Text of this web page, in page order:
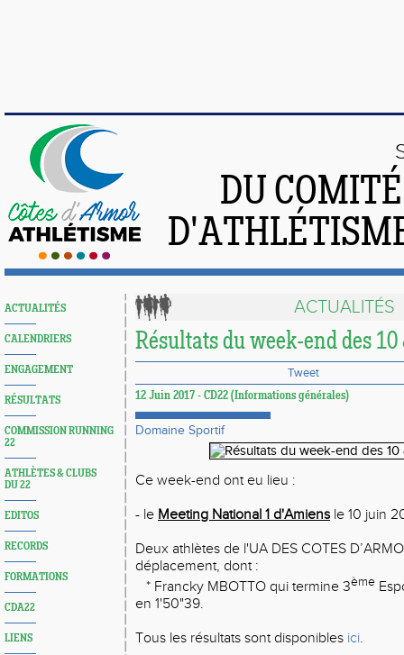
DU
ACTUALITÉS
CALENDRIERS
ENGAGEMENT
RÉSULTATS
COMMISSION RUNNING
22
ATHLÈTES & CLUBS
DU 22
EDITOS
RECORDS
FORMATIONS
CDA22
LIENS
ACTUALITÉS
Résultats du week-end des
Tweet
12 Juin 2017 - CD22 (Informations générales)
Domaine Sportif
Ce week-end ont eu lieu :
- le Meeting National 1 d'Amiensle 10 juin
Deux athlètes de l'UA DES COTES
déplacement, dont :
* Francky MBOTTO qui termine 3ème
en 1'50"39.
Tous les résultats sont disponibles ici.